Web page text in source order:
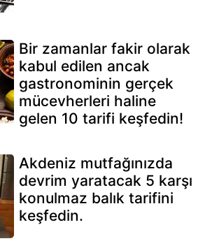
Bir zamanlar fakir olarak
kabul edilen ancak
gastronominin gerçek
mücevherleri haline
gelen 10 tarifi keşfedin!
Akdeniz mutfağınızda
devrim yaratacak 5 karşı
konulmaz balık tarifini
keşfedin.